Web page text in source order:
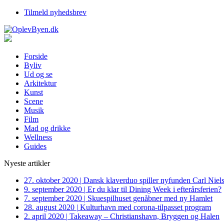
Tilmeld nyhedsbrev
Forside
Byliv
Ud og se
Arkitektur
Kunst
Scene
Musik
Film
Mad og drikke
Wellness
Guides
Nyeste artikler
27. oktober 2020 | Dansk klaverduo spiller nyfunden Carl
9. september 2020 | Er du klar til Dining Week i efterårsferien?
7. september 2020 | Skuespilhuset genåbner med ny Hamlet
28. august 2020 | Kulturhavn med corona-tilpasset program
2. april 2020 | Takeaway – Christianshavn, Bryggen og Halen